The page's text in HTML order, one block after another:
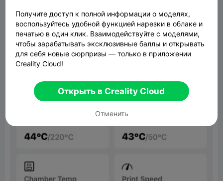
Получите доступ к полной информации о моделях,
воспользуйтесь удобной функцией нарезки в облаке и
печатью в один клик. Взаимодействуйте с моделями,
чтобы зарабатывать эксклюзивные баллы и открывать
для себя новые сюрпризы — только в приложении
Creality Cloud!
Открыть в Creality Cloud
Отменить